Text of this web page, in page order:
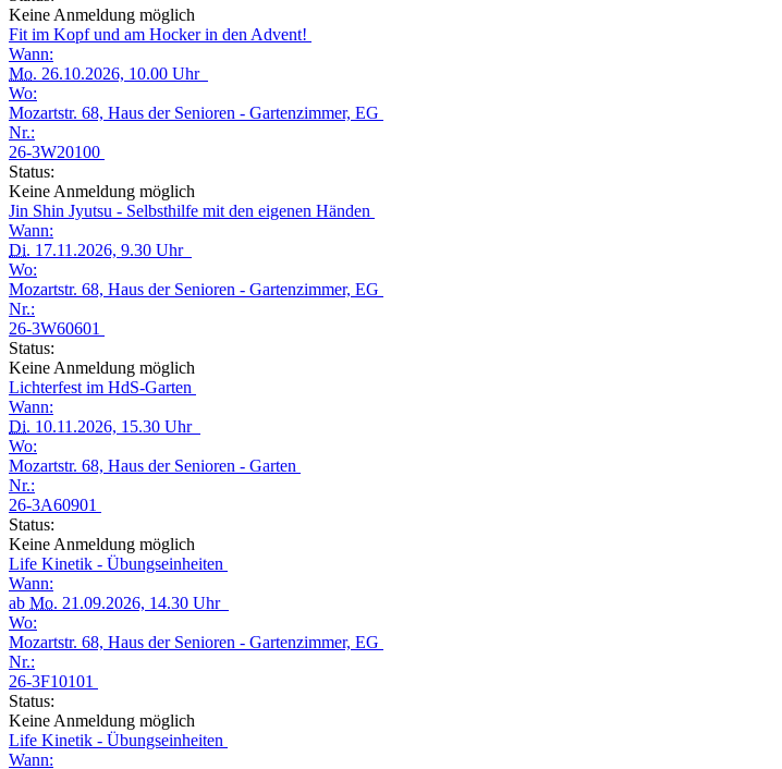
Keine Anmeldung möglich
Fit im Kopf und am Hocker in den Advent!
Wann:
Mo. 26.10.2026, 10.00 Uhr
Wo:
Mozartstr. 68, Haus der Senioren - Gartenzimmer, EG
Nr.:
26-3W20100
Status:
Keine Anmeldung möglich
Jin Shin Jyutsu - Selbsthilfe mit den eigenen Händen
Wann:
Di. 17.11.2026, 9.30 Uhr
Wo:
Mozartstr. 68, Haus der Senioren - Gartenzimmer, EG
Nr.:
26-3W60601
Status:
Keine Anmeldung möglich
Lichterfest im HdS-Garten
Wann:
Di. 10.11.2026, 15.30 Uhr
Wo:
Mozartstr. 68, Haus der Senioren - Garten
Nr.:
26-3A60901
Status:
Keine Anmeldung möglich
Life Kinetik - Übungseinheiten
Wann:
ab Mo. 21.09.2026, 14.30 Uhr
Wo:
Mozartstr. 68, Haus der Senioren - Gartenzimmer, EG
Nr.:
26-3F10101
Status:
Keine Anmeldung möglich
Life Kinetik - Übungseinheiten
Wann: